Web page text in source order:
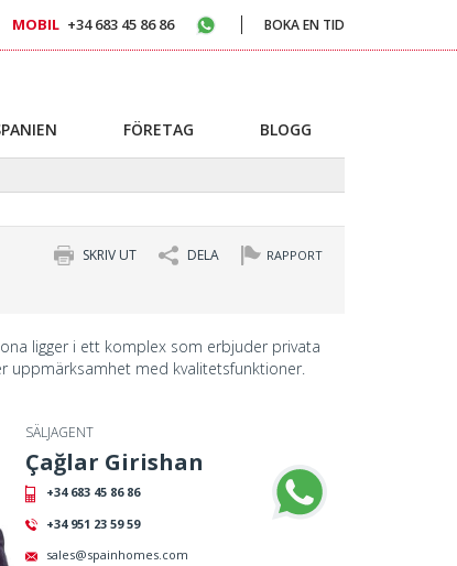
RAPPORT
DELA
SKRIV UT
ligger i ett komplex som erbjuder privata
uppmärksamhet med kvalitetsfunktioner.
SÄLJAGENT
Çağlar Girishan
+34 683 45 86 86
+34 951 23 59 59
sales@spainhomes.com
MOBIL +34 683 45 86 86 BOKA EN TID
FÖRETAG BLOGG